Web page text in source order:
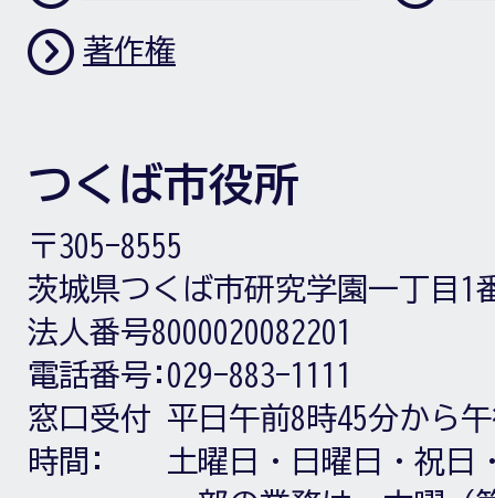
著作権
つくば市役所
〒305-8555
茨城県つくば市研究学園一丁目1
法人番号8000020082201
電話番号: 029-883-1111
窓口受付
時間:
平日午前8時45分から
土曜日・日曜日・祝日